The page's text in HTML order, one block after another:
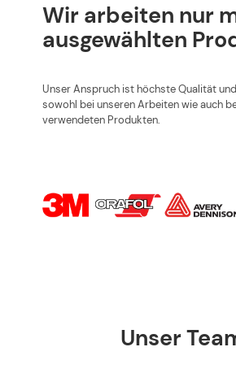
Wir arbeiten nur
ausgewählten
Unser Anspruch ist höchste Qualität
sowohl bei unseren Arbeiten wie auch
verwendeten Produkten.
Unser